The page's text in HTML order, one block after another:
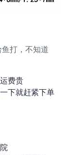
打，不知道
费贵
下就赶紧下单